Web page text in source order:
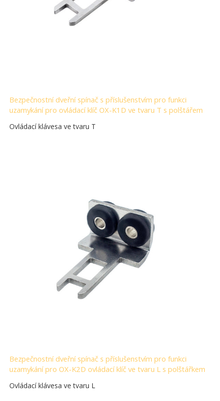
Bezpečnostní dveřní spínač s příslušenstvím pro funkci
uzamykání pro ovládací klíč OX-K1D ve tvaru T s polštářem
Ovládací klávesa ve tvaru T
Bezpečnostní dveřní spínač s příslušenstvím pro funkci
uzamykání pro OX-K2D ovládací klíč ve tvaru L s polštářkem
Ovládací klávesa ve tvaru L